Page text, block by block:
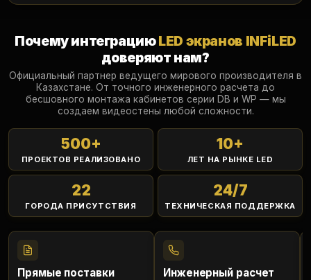
Почему интеграциюLED экранов INFiLED
доверяют нам?
Официальный партнер ведущего мирового производителя в
Казахстане. От точного инженерного расчета до
бесшовного монтажа кабинетов серии DB и WP — мы
создаем видеостены любой сложности.
500+
ПРОЕКТОВ РЕАЛИЗОВАНО
10+
ЛЕТ НА РЫНКЕ LED
22
ГОРОДА ПРИСУТСТВИЯ
24/7
ТЕХНИЧЕСКАЯ ПОДДЕРЖКА
Прямые поставки Инженерный расчет